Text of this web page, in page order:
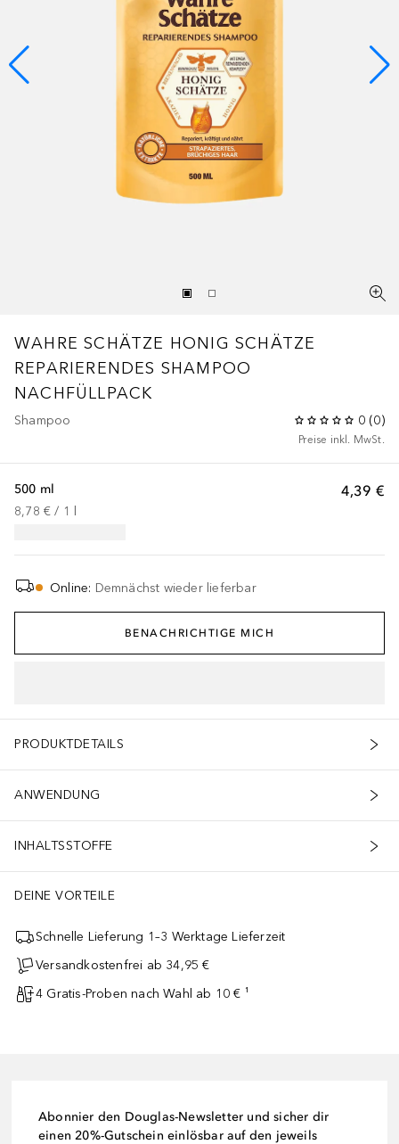
WAHRE SCHÄTZE HONIG SCHÄTZE
REPARIERENDES SHAMPOO
NACHFÜLLPACK
Shampoo 0 (0)
Preise inkl. MwSt.
4,39 €
500 ml
8,78 € / 1
Online: Demnächst wieder lieferbar
BENACHRICHTIGE MICH
PRODUKTDETAILS
ANWENDUNG
INHALTSSTOFFE
DEINE VORTEILE
Schnelle Lieferung 1–3 Werktage Lieferzeit
Versandkostenfrei ab 34,95 €
4 Gratis-Proben nach Wahl ab 10 € ¹
Abonnier den Douglas-Newsletter und sicher dir
einen 20%-Gutschein einlösbar auf den jeweils